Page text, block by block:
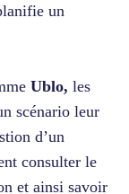
un
Ublo, les
scénario leur
d’un
consulter le
et ainsi savoir